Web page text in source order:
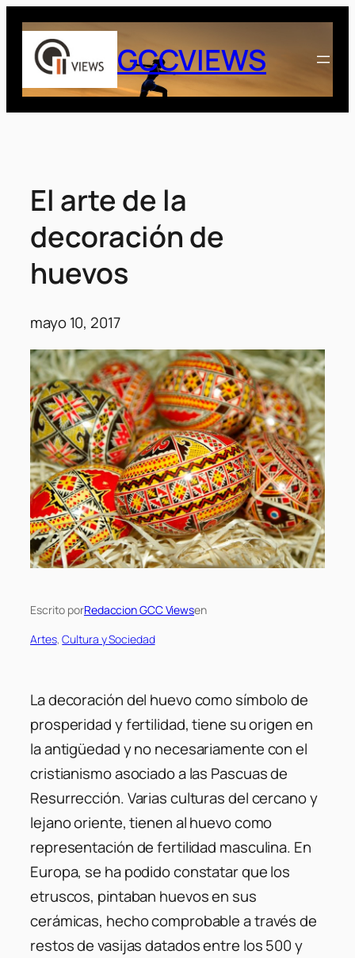
Saltar
contenido
GCCVIEWS
El arte de la
decoración de
huevos
mayo 10, 2017
Escrito porRedaccion GCC Viewsen
Artes, Cultura y Sociedad
La decoración del huevo como símbolo de
prosperidad y fertilidad, tiene su origen en
la antigüedad y no necesariamente con el
cristianismo asociado a las Pascuas de
Resurrección. Varias culturas del cercano y
lejano oriente, tienen al huevo como
representación de fertilidad masculina. En
Europa, se ha podido constatar que los
etruscos, pintaban huevos en sus
cerámicas, hecho comprobable a través de
restos de vasijas datados entre los 500 y